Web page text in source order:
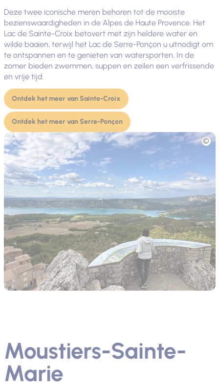
Deze twee iconische meren behoren tot de mooiste
bezienswaardigheden in de Alpes de Haute Provence. Het
Lac de Sainte-Croix betovert met zijn heldere water en
wilde baaien, terwijl het Lac de Serre-Ponçon u uitnodigt om
te ontspannen en te genieten van watersporten. In de
zomer bieden zwemmen, suppen en zeilen een verfrissende
en vrije tijd.
Ontdek het meer van Sainte-Croix
Ontdek het meer van Serre-Ponçon
Foto
Moustiers-Sainte-
Marie